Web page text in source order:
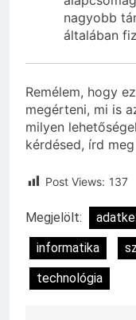
nagyobb
általában
Remélem, hogy
megérteni, mi is
milyen
kérdésed, írd
Post Views: 137
Megjelölt:
informatika
technológia